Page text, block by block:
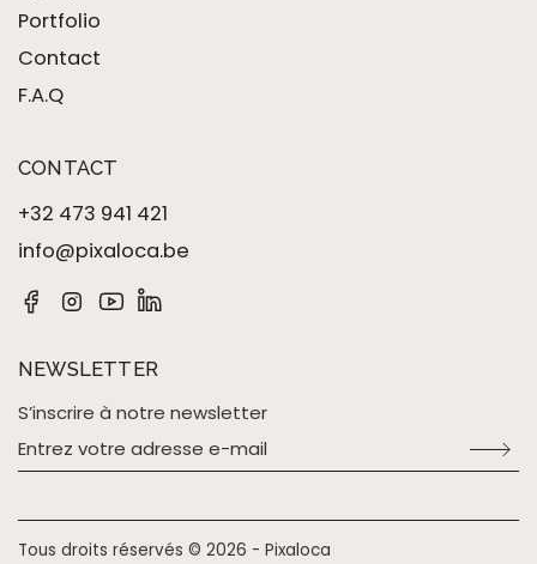
Portfolio
Contact
F.A.Q
CONTACT
+32 473 941 421
info@pixaloca.be
NEWSLETTER
S’inscrire à notre newsletter
Tous droits réservés © 2026 - Pixaloca